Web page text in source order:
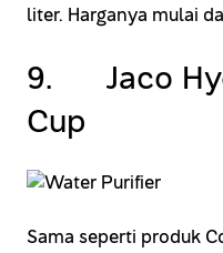
liter. Harganya mulai
9. Jaco
Cup
Sama seperti produk